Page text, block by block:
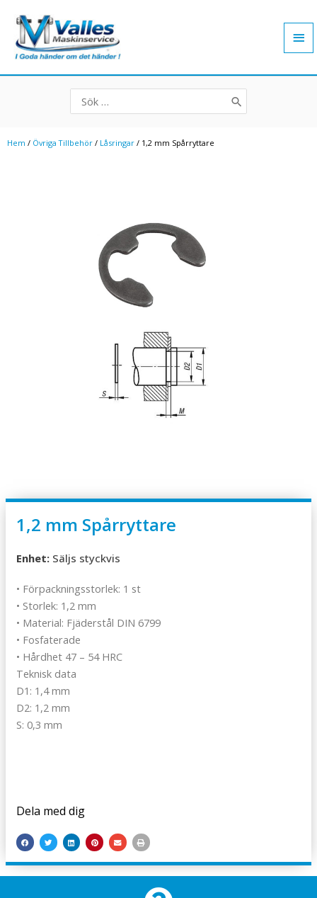
innehåll
Search
for:
Hem / Övriga Tillbehör / Låsringar / 1,2 mm Spårryttare
1,2 mm Spårryttare
Enhet: Säljs styckvis
• Förpackningsstorlek: 1 st
• Storlek: 1,2 mm
• Material: Fjäderstål DIN 6799
• Fosfaterade
• Hårdhet 47 – 54 HRC
Teknisk data
D1: 1,4 mm
D2: 1,2 mm
S: 0,3 mm
Dela med dig